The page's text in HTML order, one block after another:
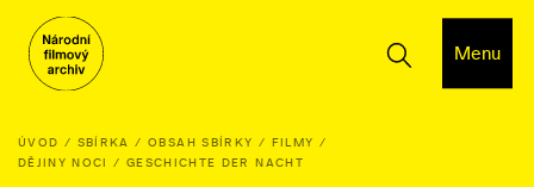
Menu
ÚVOD SBÍRKA OBSAH SBÍRKY
FILMY
DĚJINY NOCI / GESCHICHTE DER NACHT